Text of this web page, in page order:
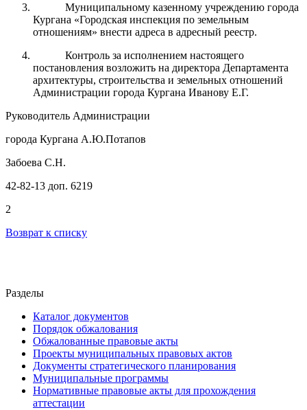
Муниципальному казенному учреждению города
Кургана «Городская инспекция по земельным
отношениям» внести адреса в адресный реестр.
Контроль за исполнением настоящего
постановления возложить на директора Департамента
архитектуры, строительства и земельных отношений
Администрации города Кургана Иванову Е.Г.
Руководитель Администрации
города Кургана А.Ю.Потапов
Забоева С.Н.
42-82-13 доп. 6219
2
Возврат к списку
Разделы
Каталог документов
Порядок обжалования
Обжалованные правовые акты
Проекты муниципальных правовых актов
Документы стратегического планирования
Муниципальные программы
Нормативные правовые акты для прохождения
аттестации